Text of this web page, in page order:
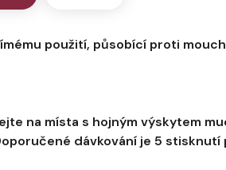
použití, působící proti
na místa s hojným výskytem
dávkování je 5 stisknutí